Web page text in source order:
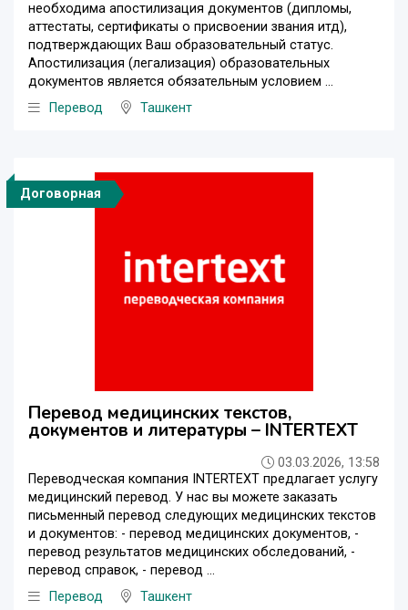
необходима апостилизация документов (дипломы,
аттестаты, сертификаты о присвоении звания итд),
подтверждающих Ваш образовательный статус.
Апостилизация (легализация) образовательных
документов является обязательным условием ...
Перевод
Ташкент
Договорная
Перевод медицинских текстов,
документов и литературы – INTERTEXT
03.03.2026, 13:58
Переводческая компания INTERTEXT предлагает услугу
медицинский перевод. У нас вы можете заказать
письменный перевод следующих медицинских текстов
и документов: - перевод медицинских документов, -
перевод результатов медицинских обследований, -
перевод справок, - перевод ...
Перевод
Ташкент